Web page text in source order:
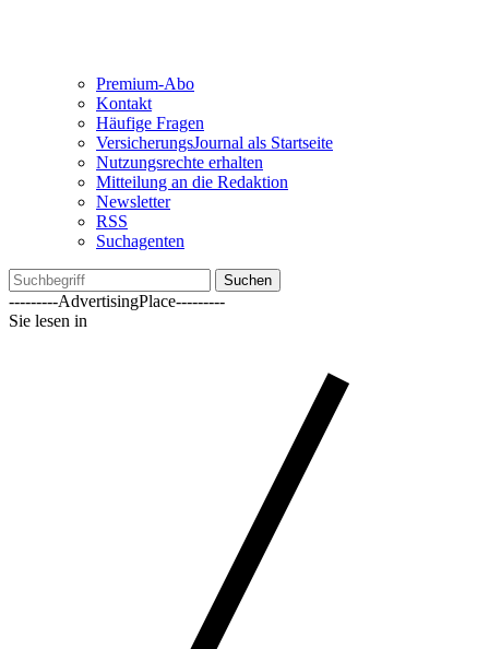
Premium-Abo
Kontakt
Häufige Fragen
VersicherungsJournal als Startseite
Nutzungsrechte erhalten
Mitteilung an die Redaktion
Newsletter
RSS
Suchagenten
Suchen
---------AdvertisingPlace---------
Sie lesen in